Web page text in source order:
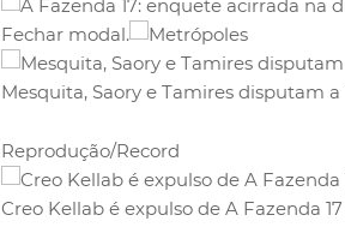
Fechar modal.
Mesquita, Saory e Tamires disputam a
Reprodução/Record
Creo Kellab é expulso de A Fazenda